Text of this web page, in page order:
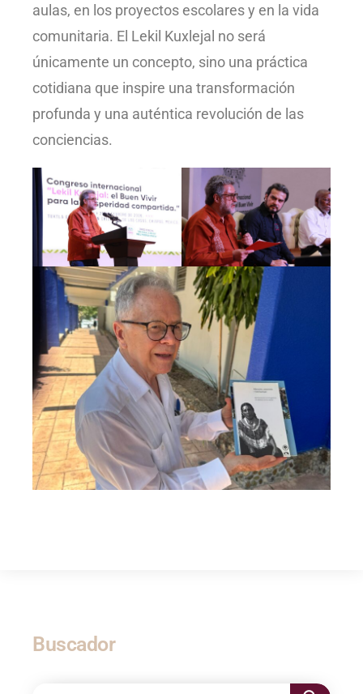
aulas, en los proyectos escolares y en la vida
comunitaria. El Lekil Kuxlejal no será
únicamente un concepto, sino una práctica
cotidiana que inspire una transformación
profunda y una auténtica revolución de las
conciencias.
Buscador